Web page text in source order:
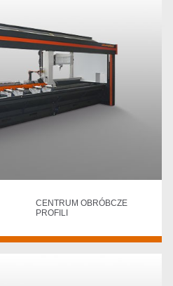
CENTRUM OBRÓBCZE
PROFILI